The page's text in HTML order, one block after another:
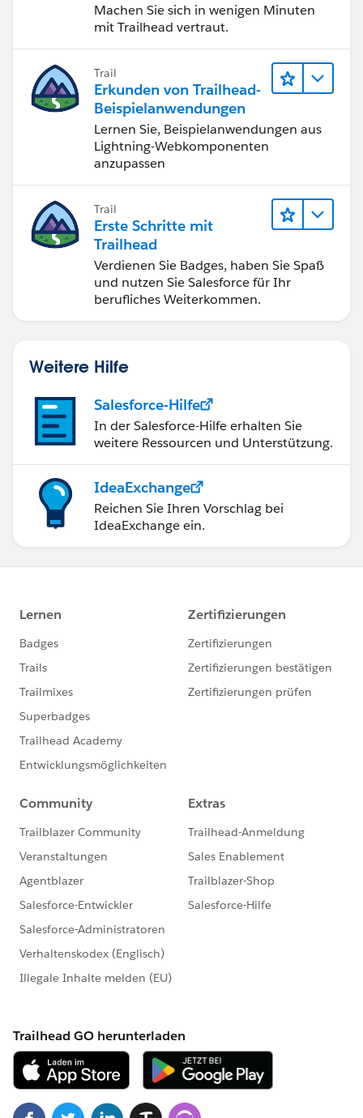
Machen Sie sich in wenigen Minuten
mit Trailhead vertraut.
Trail
Erkunden von Trailhead-
Beispielanwendungen
Lernen Sie, Beispielanwendungen aus
Lightning-Webkomponenten
anzupassen
Trail
Erste Schritte mit
Trailhead
Verdienen Sie Badges, haben Sie Spaß
und nutzen Sie Salesforce für Ihr
berufliches Weiterkommen.
Weitere Hilfe
Salesforce-Hilfe
In der Salesforce-Hilfe erhalten Sie
weitere Ressourcen und Unterstützung.
IdeaExchange
Reichen Sie Ihren Vorschlag bei
IdeaExchange ein.